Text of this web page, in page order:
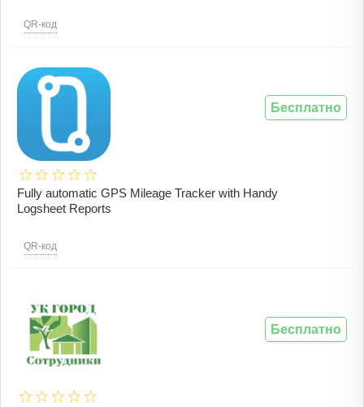
QR-код
Fully automatic GPS Mileage Tracker with Handy
Logsheet Reports
QR-код
Бесплатно
Бесплатно